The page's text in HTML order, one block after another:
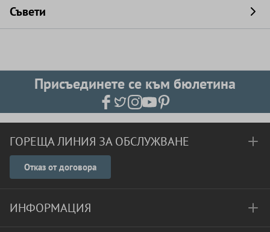
Съвети
Присъединете се към бюлетина
ГОРЕЩА ЛИНИЯ ЗА ОБСЛУЖВАНЕ
Отказ от договора
ИНФОРМАЦИЯ